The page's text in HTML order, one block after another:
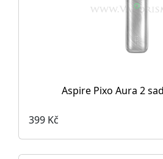
Aspire Pixo Aura 2
399 Kč